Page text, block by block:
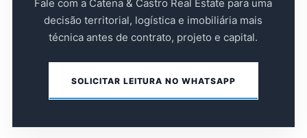
Fale com a Catena & Castro Real Estate para uma
decisão territorial, logística e imobiliária mais
técnica antes de contrato, projeto e capital.
SOLICITAR LEITURA NO WHATSAPP